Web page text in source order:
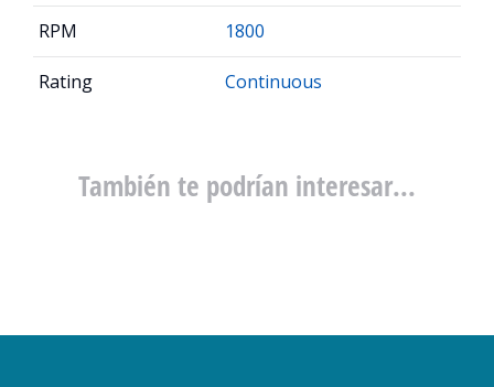
RPM 1800
Rating Continuous
También te podrían interesar...